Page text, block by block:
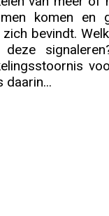
komen en
zich bevindt.
daarin...